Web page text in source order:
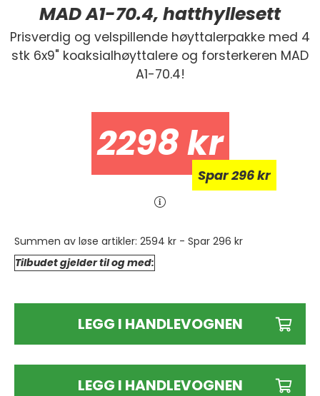
MAD A1-70.4, hatthyllesett
Prisverdig og velspillende høyttalerpakke med 4
stk 6x9" koaksialhøyttalere og forsterkeren MAD
A1-70.4!
2298kr
Spar
Spar296 kr
Summen av løse artikler: 2594 kr - Spar 296 kr
Tilbudet gjelder til og med:
LEGG I HANDLEVOGNEN
LEGG I HANDLEVOGNEN